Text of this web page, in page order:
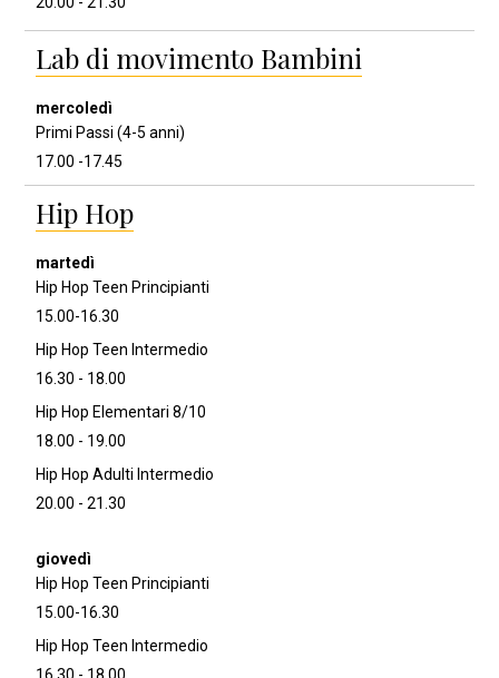
Lab di movimento Bambini
Primi Passi (4-5 anni)
17.00 -17.45
Hip Hop
Hip Hop Teen Principianti
15.00-16.30
Hip Hop Teen Intermedio
16.30 - 18.00
Hip Hop Elementari 8/10
18.00 - 19.00
Hip Hop Adulti Intermedio
20.00 - 21.30
Hip Hop Teen Principianti
15.00-16.30
Hip Hop Teen Intermedio